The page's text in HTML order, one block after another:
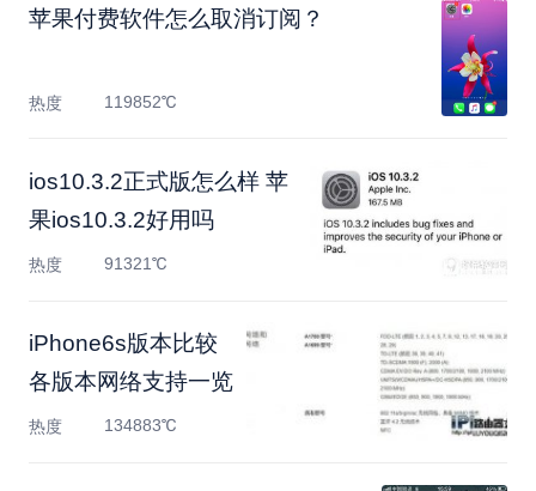
苹果付费软件怎么取消订阅？
热度 119852℃
ios10.3.2正式版怎么样 苹
果ios10.3.2好用吗
热度 91321℃
iPhone6s版本比较
各版本网络支持一览
热度 134883℃